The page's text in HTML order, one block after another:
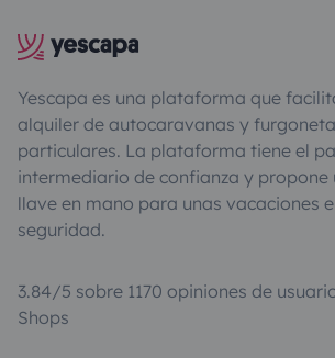
Yescapa es una plataforma que
alquiler de autocaravanas y
particulares. La plataforma tiene el
intermediario de confianza y propone
llave en mano para unas vacaciones
seguridad.
3.84/5 sobre 1170 opiniones de
Shops